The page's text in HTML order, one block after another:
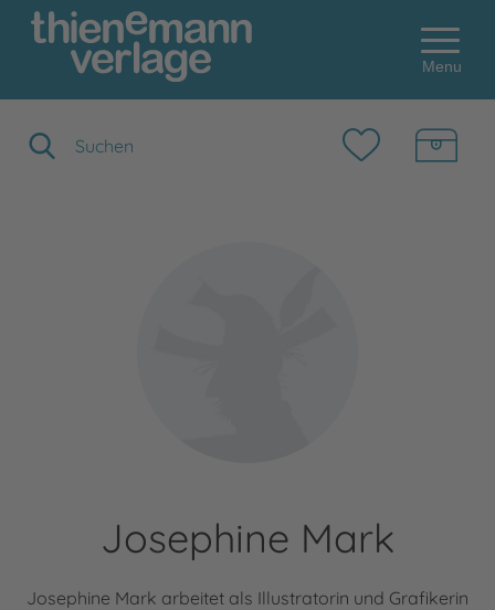
Menu
Josephine Mark
Josephine Mark arbeitet als Illustratorin und Grafikerin